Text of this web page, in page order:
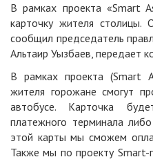
В рамках проекта «Smart
карточку жителя
сообщил председатель
Альтаир Уызбаев, передает
В рамках проекта (Smart
жителя горожане смогут
автобусе. Карточка
платежного терминала
этой карты мы сможем
Также мы по проекту